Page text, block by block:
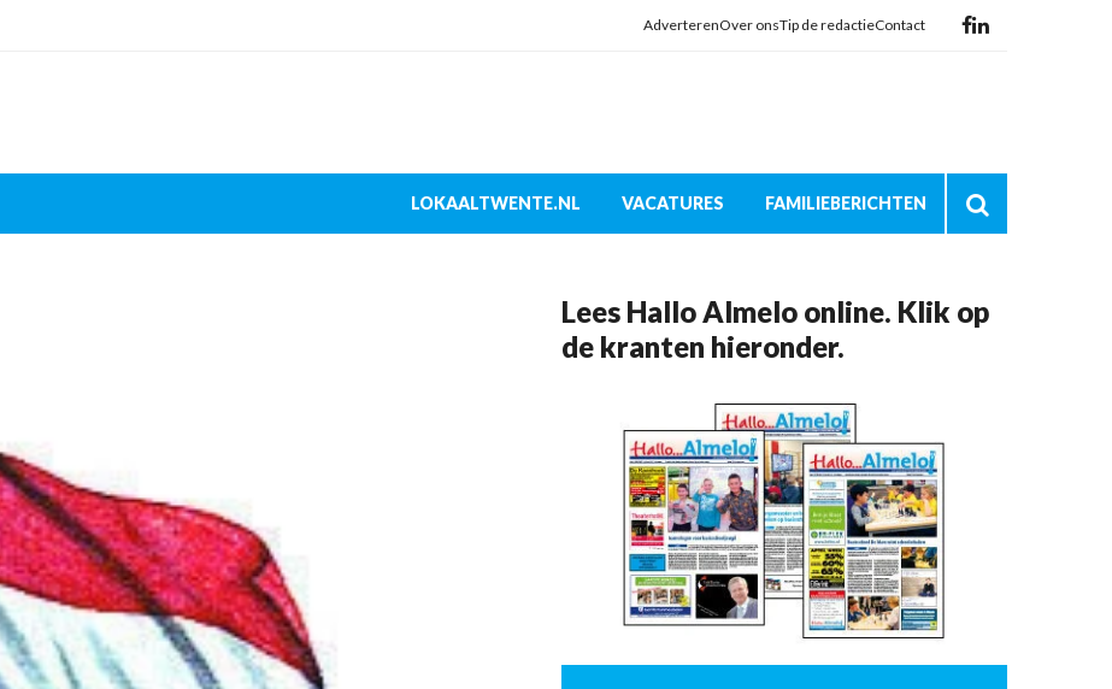
AdverterenOver onsTip de redactieContact
LOKAALTWENTE.NL VACATURES FAMILIEBERICHTEN
Lees Hallo Almelo online. Klik op
de kranten hieronder.